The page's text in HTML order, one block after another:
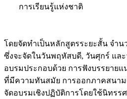
ซึ่งจะจัดในวันพฤหัสบดี, วันศุกร์ และ
อบรมประกอบด้วย การฟังบรรยายแ
ที่มีความทันสมัย การออกภาคสนาม
จัดอบรมเชิงปฏิบัติการโดยใช้นิทรร
พิพิธภัณฑ์อื่นๆ เป็นฐานการเรียนรู้เ